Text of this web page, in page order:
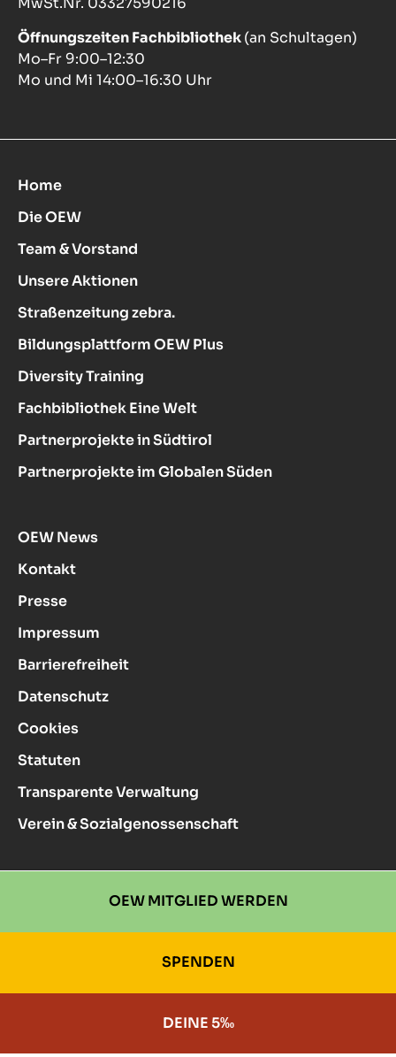
Öffnungszeiten Fachbibliothek(an Schultagen)
Mo–Fr 9:00–12:30
Mo und Mi 14:00–16:30 Uhr
Home
Die OEW
Team & Vorstand
Unsere Aktionen
Straßenzeitung zebra.
Bildungsplattform OEW Plus
Diversity Training
Fachbibliothek Eine Welt
Partnerprojekte in Südtirol
Partnerprojekte im Globalen Süden
OEW News
Kontakt
Presse
Impressum
Barrierefreiheit
Datenschutz
Cookies
Statuten
Transparente Verwaltung
Verein & Sozialgenossenschaft
OEW MITGLIED WERDEN
SPENDEN
DEINE 5‰